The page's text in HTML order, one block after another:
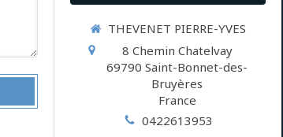
THEVENET PIERRE-YVES
8 Chemin Chatelvay
69790 Saint-Bonnet-des-
Bruyères
France
0422613953